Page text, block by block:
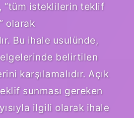
“tüm isteklilerin teklif
olarak
Bu ihale usulünde,
belirtilen
karşılamalıdır. Açık
sunması gereken
ilgili olarak ihale